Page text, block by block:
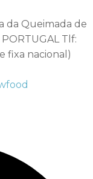
da Queimada de
Tlf:
fixa nacional)